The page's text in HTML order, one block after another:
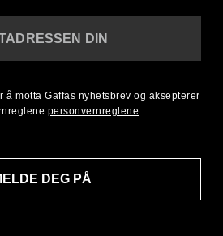
DIN
DEG PÅ
å motta Gaffas nyhetsbrev og aksepterer
personvernreglene